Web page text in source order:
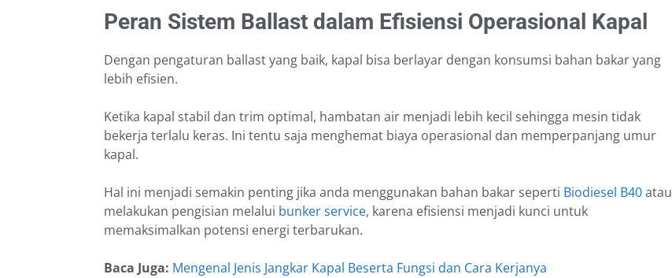
Peran Sistem Ballast dalam Efisiensi Operasional Kapal
Dengan pengaturan ballast yang baik, kapal bisa berlayar dengan konsumsi bahan bakar yang
lebih efisien.
Ketika kapal stabil dan trim optimal, hambatan air menjadi lebih kecil sehingga mesin tidak
bekerja terlalu keras. Ini tentu saja menghemat biaya operasional dan memperpanjang umur
kapal.
Hal ini menjadi semakin penting jika anda menggunakan bahan bakar seperti Biodiesel B40atau
melakukan pengisian melalui bunker service, karena efisiensi menjadi kunci untuk
memaksimalkan potensi energi terbarukan.
Baca Juga: Mengenal Jenis Jangkar Kapal Beserta Fungsi dan Cara Kerjanya